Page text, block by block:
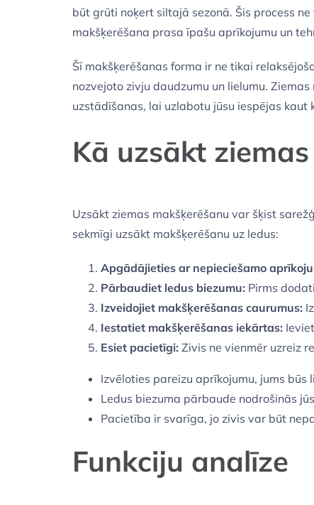
būt grūti noķert siltajā sezonā. Šis process
makšķerēšana prasa īpašu aprīkojumu un
Šī makšķerēšanas forma ir ne tikai
nozvejoto zivju daudzumu un lielumu.
uzstādīšanas, lai uzlabotu jūsu iespējas kaut
Kā uzsākt
Uzsākt ziemas makšķerēšanu var šķist
sekmīgi uzsākt makšķerēšanu uz ledus:
Apgādājieties ar nepieciešamo
Pārbaudiet ledus biezumu: Pirms
Izveidojiet makšķerēšanas caurumus:
Iestatiet makšķerēšanas iekārtas:
Esiet pacietīgi: Zivis ne vienmēr uzreiz
Izvēloties pareizu aprīkojumu, jums būs
Ledus biezuma pārbaude nodrošinās
Pacietība ir svarīga, jo zivis var būt
Funkciju analīze